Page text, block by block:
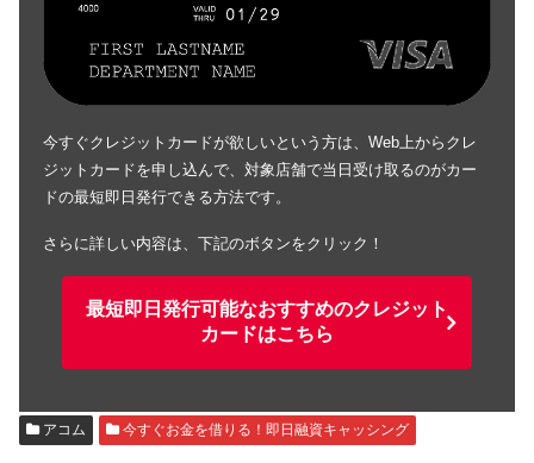
今すぐクレジットカードが欲しいという方は、Web上からクレ
ジットカードを申し込んで、対象店舗で当日受け取るのがカー
ドの最短即日発行できる方法です。
さらに詳しい内容は、下記のボタンをクリック！
最短即日発行可能なおすすめのクレジット
カードはこちら
アコム 今すぐお金を借りる！即日融資キャッシング